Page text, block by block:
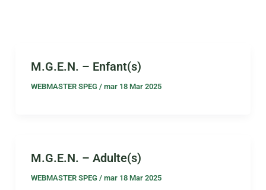
M.G.E.N. – Enfant(s)
WEBMASTER SPEG / mar 18 Mar 2025
M.G.E.N. – Adulte(s)
WEBMASTER SPEG / mar 18 Mar 2025